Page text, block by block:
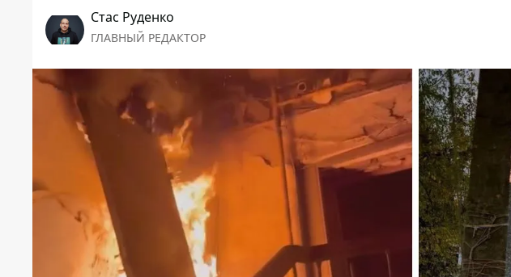
Стаc Руденко
ГЛАВНЫЙ РЕДАКТОР